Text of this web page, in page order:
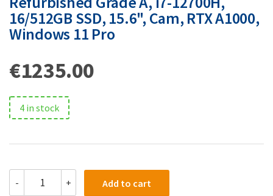
16/512GB SSD, 15.6", Cam, RTX A1000,
Windows 11 Pro
€1235.00
4 in stock
- + Add to cart